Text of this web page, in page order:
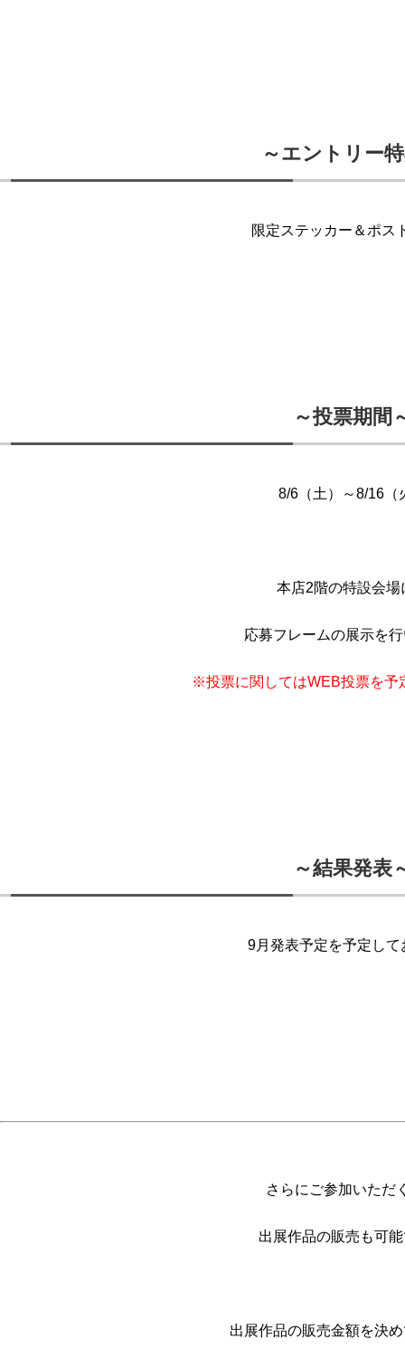
～エントリー
限定ステッカー＆ポス
～投票期間
8/6（土）～8/16（
本店2階の特設会場
応募フレームの展示を
※投票に関してはWEB投票を予
～結果発表
9月発表予定を予定して
さらにご参加いただ
出展作品の販売も可
出展作品の販売金額を決